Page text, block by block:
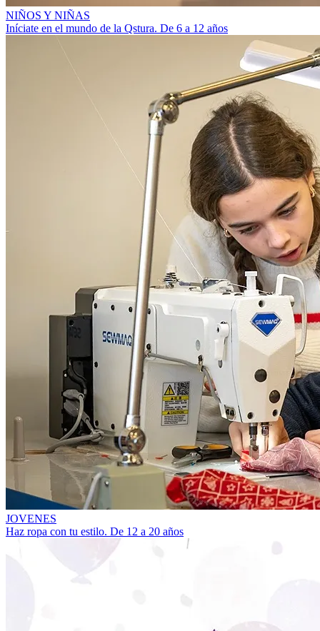
NIÑOS Y NIÑAS
Iníciate en el mundo de la Qstura. De 6 a 12 años
JOVENES
Haz ropa con tu estilo. De 12 a 20 años